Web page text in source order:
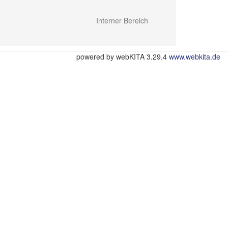
Interner Bereich
powered by webKITA 3.29.4 www.webkita.de